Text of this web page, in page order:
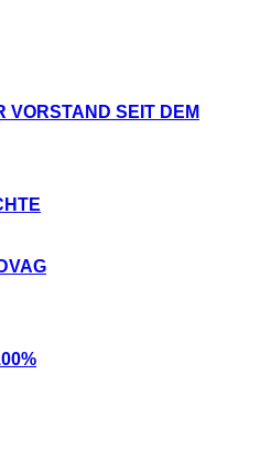
VORSTAND SEIT DEM